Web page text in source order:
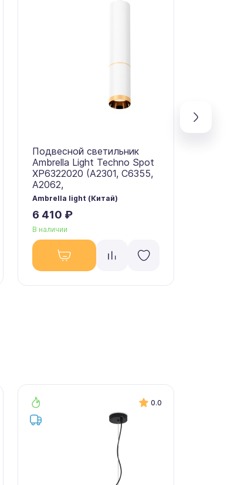
Подвесной светильник
Ambrella Light Techno Spot
XP6322020 (A2301, C6355,
A2062,
Ambrella light (Китай)
6 410 ₽
В наличии
0.0